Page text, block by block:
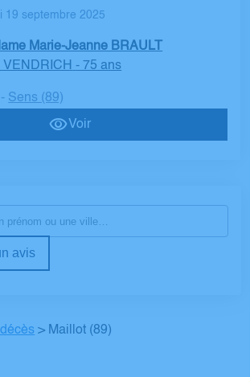
19 septembre 2025
Marie-Jeanne BRAULT
VENDRICH - 75 ans
- Sens (89)
Voir
avis
> Maillot (89)